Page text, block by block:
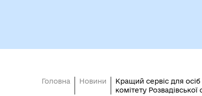
Головна Новини
Кращий сервіс для
комітету Розвадівської